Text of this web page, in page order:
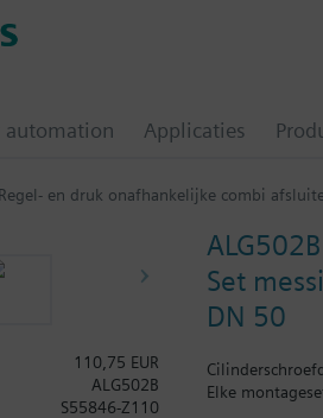
automation Applicaties
Regel- en druk onafhankelijke combi
ALG502B
Set
DN 50
Elke
110,75 EUR
ALG502B
S55846-Z110